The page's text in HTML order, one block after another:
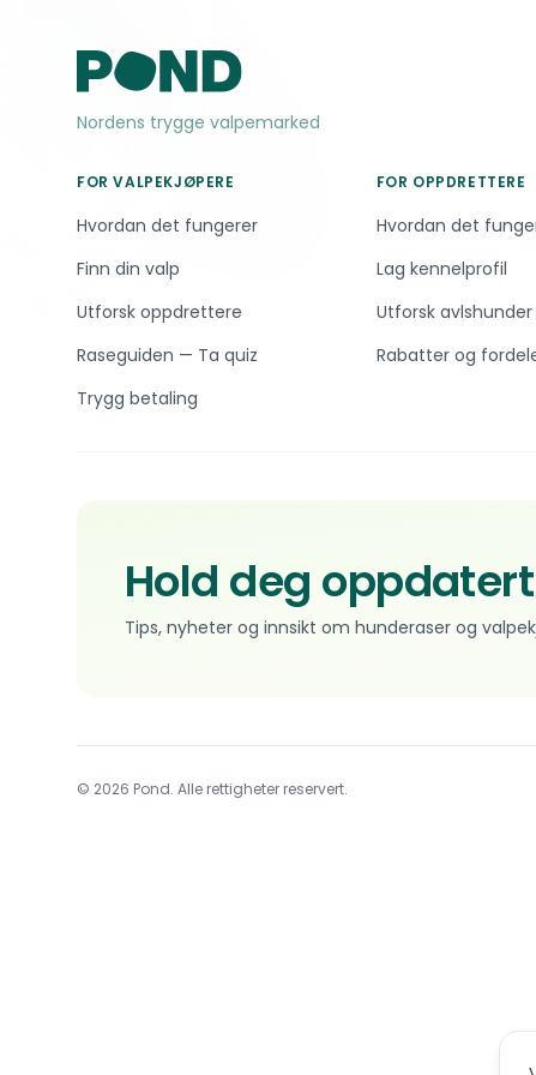
Nordens trygge valpemarked
FOR VALPEKJØPERE
Hvordan det fungerer
Finn din valp
Utforsk oppdrettere
Raseguiden — Ta quiz
Trygg betaling
FOR OPPDRETTERE
Hvordan det
Lag kennelprofil
Utforsk avlshunder
Rabatter og
Hold deg oppdatert
Tips, nyheter og innsikt om hunderaser og
© 2026 Pond. Alle rettigheter reservert.